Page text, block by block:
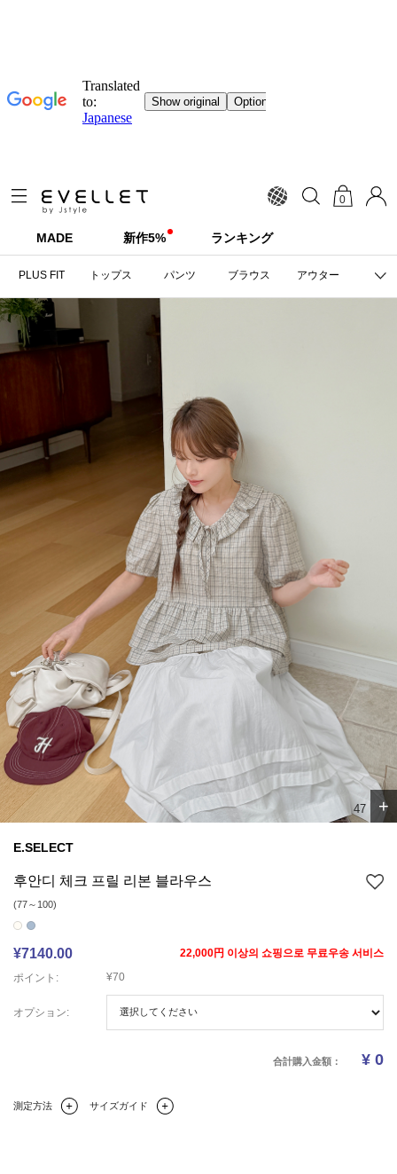
0
MADE 新作5% ランキング
PLUS FIT トップス パンツ ブラウス アウター
57 +
E.SELECT
후안디 체크 프릴 리본 블라우스
(77～100)
¥7140.00
22,000円 이상의 쇼핑으로 무료우송 서비스
ポイント:
¥70
オプション:
合計購入金額： ¥ 0
測定方法 サイズガイド